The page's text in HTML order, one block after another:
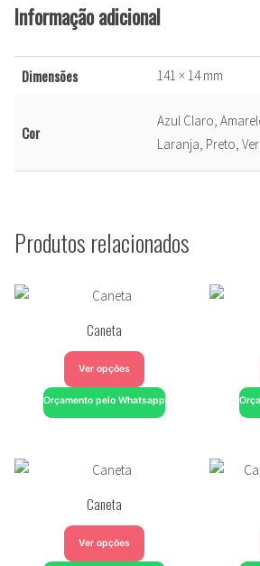
Informação adicional
Dimensões 141 × 14 mm
Cor
Azul Claro,
Laranja, Preto,
Produtos relacionados
Caneta
Ver opções
Orçamento pelo Whatsapp
Caneta
Ver opções